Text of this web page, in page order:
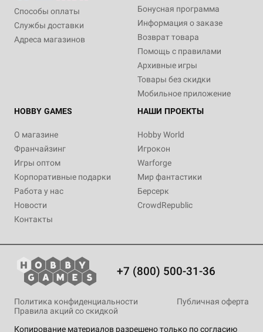
Способы оплаты
Службы доставки
Адреса магазинов
Бонусная программа
Информация о заказе
Возврат товара
Помощь с правилами
Архивные игры
Товары без скидки
Мобильное приложение
HOBBY GAMES
О магазине
Франчайзинг
Игры оптом
Корпоративные подарки
Работа у нас
Новости
Контакты
НАШИ ПРОЕКТЫ
Hobby World
Игрокон
Warforge
Мир фантастики
Берсерк
CrowdRepublic
+7 (800) 500-31-36
Копирование материалов разрешено только по согласию
Политика конфиденциальности
Публичная оферта
Правила акций со скидкой